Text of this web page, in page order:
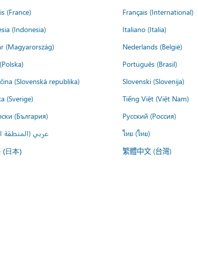
(France) Français (International)
(Indonesia) Italiano (Italia)
(Magyarország) Nederlands (België)
Português (Brasil)
(Slovenská republika) Slovenski (Slovenija)
(Sverige) Tiếng Việt (Việt Nam)
(България) Русский (Россия)
عربي (المنطقة ไทย (ไทย)
(日本) 繁體中文 (台灣)